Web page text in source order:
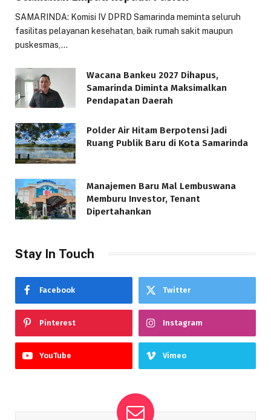
SAMARINDA: Komisi IV DPRD Samarinda meminta seluruh
fasilitas pelayanan kesehatan, baik rumah sakit maupun
puskesmas,…
Wacana Bankeu 2027 Dihapus,
Samarinda Diminta Maksimalkan
Pendapatan Daerah
Polder Air Hitam Berpotensi Jadi
Ruang Publik Baru di Kota Samarinda
Manajemen Baru Mal Lembuswana
Memburu Investor, Tenant
Dipertahankan
Stay In Touch
Facebook Twitter
Pinterest Instagram
YouTube Vimeo